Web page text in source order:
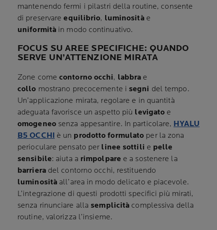
mantenendo fermi i pilastri della routine, consente
di preservareequilibrio, luminositàe
uniformità in modo continuativo.
FOCUS SU AREE SPECIFICHE: QUANDO
SERVE UN’ATTENZIONE MIRATA
Zone come contorno occhi, labbra e
collo mostrano precocemente i segni del tempo.
Un’applicazione mirata, regolare e in quantità
adeguata favorisce un aspetto più levigato e
omogeneosenza appesantire. In particolare, HYALU
B5 OCCHI è un prodotto formulato per la zona
perioculare pensato per linee sottili e pelle
sensibile: aiuta a rimpolpare e a sostenere la
barrieradel contorno occhi, restituendo
luminosità all’area in modo delicato e piacevole.
L’integrazione di questi prodotti specifici più mirati,
senza rinunciare alla semplicità complessiva della
routine, valorizza l’insieme.